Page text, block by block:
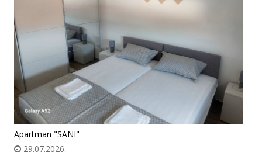
Apartman "SANI"
29.07.2026.